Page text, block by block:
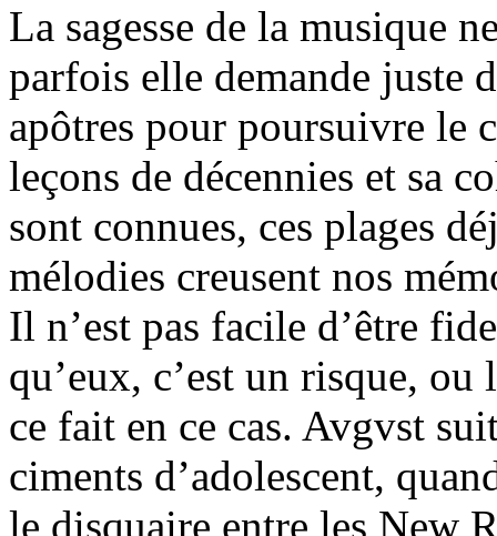
La sagesse de la musique
parfois elle demande juste
apôtres pour poursuivre le
leçons de décennies et sa
sont connues, ces plages
mélodies creusent nos
Il n’est pas facile d’être
qu’eux, c’est un risque,
ce fait en ce cas. Avgvst
ciments d’adolescent,
le disquaire entre les New